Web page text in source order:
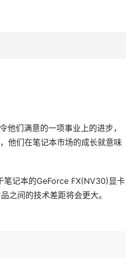
们满意的一项事业上的进步，
他们在笔记本市场的成长就意味
记本的GeForce FX(NV30)显卡
之间的技术差距将会更大。